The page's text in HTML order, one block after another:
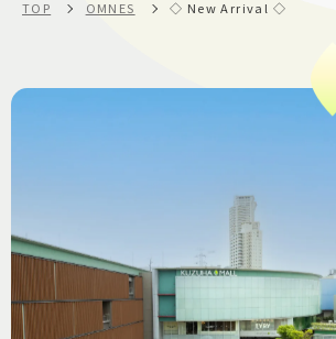
TOP OMNES ◇ New Arrival ◇